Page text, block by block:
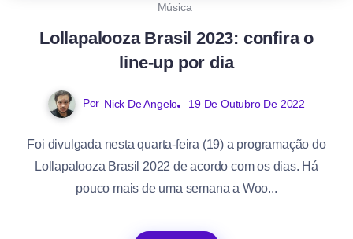
Música
Lollapalooza Brasil 2023: confira o
line-up por dia
Por Nick De Angelo 19 De Outubro De 2022
Foi divulgada nesta quarta-feira (19) a programação do
Lollapalooza Brasil 2022 de acordo com os dias. Há
pouco mais de uma semana a Woo...